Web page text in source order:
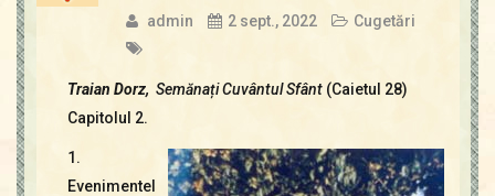
admin 2 sept., 2022 Cugetări
Traian Dorz, SemănațiCuvântul Sfânt (Caietul 28)
Capitolul 2.
1.
Evenimentel